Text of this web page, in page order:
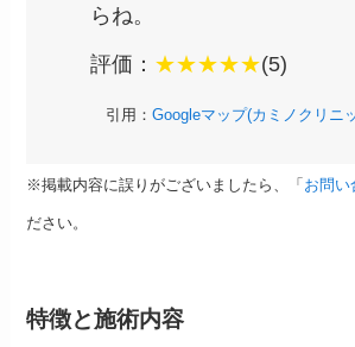
らね。
評価： ★★★★★(5)
引用： Googleマップ(カミノクリニ
※掲載内容に誤りがございましたら、「 お問い
ださい。
特徴と施術内容